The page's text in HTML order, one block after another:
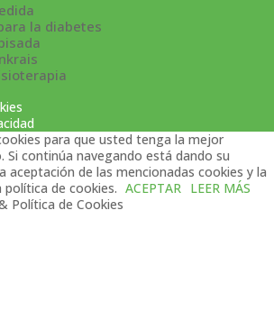
la diabetes
para que usted tenga la mejor
Si continúa navegando está dando su
aceptación de las mencionadas cookies y la
de cookies. ACEPTAR LEER MÁS
Política de Cookies